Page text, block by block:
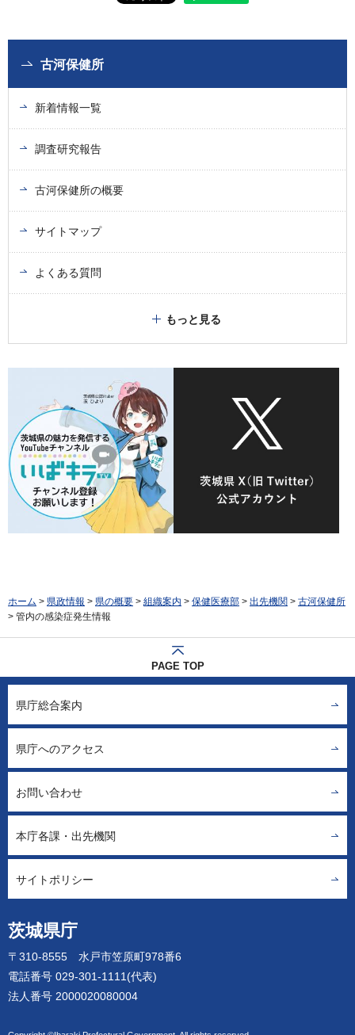
古河保健所
新着情報一覧
調査研究報告
古河保健所の概要
サイトマップ
よくある質問
もっと見る
ホーム > 県政情報 > 県の概要 > 組織案内 > 保健医療部 > 出先機関 > 古河保健所
> 管内の感染症発生情報
PAGE TOP
茨城県庁
〒310-8555 水戸市笠原町978番6
電話番号 029-301-1111(代表)
法人番号 2000020080004
県庁総合案内
県庁へのアクセス
お問い合わせ
本庁各課・出先機関
サイトポリシー